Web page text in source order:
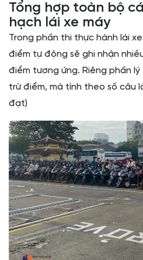
Tổng hợp toàn bộ
hạch lái xe máy
Trong phần thi thực hành lái
điểm tự động sẽ ghi nhận
điểm tương ứng. Riêng phần
trừ điểm, mà tính theo số câu
đạt)